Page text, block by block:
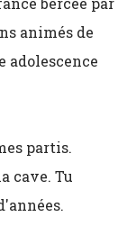
animés de
adolescence
partis.
cave. Tu